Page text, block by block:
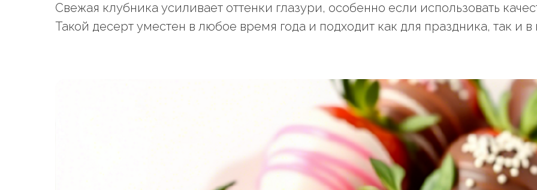
Свежая клубника усиливает оттенки глазури, особенно если использовать
Такой десерт уместен в любое время года и подходит как для праздника, так и в